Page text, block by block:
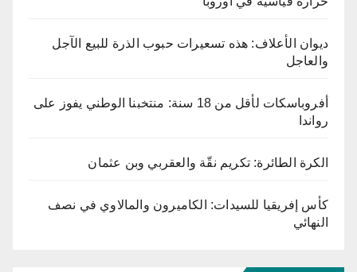
ديوان الأعلاف: هذه تسعيرات حبوب الذرة للبيع الآجل
والعاجل
أفروباسكات لأقل من 18 سنة: منتخبنا الوطني يفوز على
رواندا
الكرة الطائرة: تكريم نقّة والعقربي وبن عثمان
كأس إفريقيا للسيدات: الكاميرون والمالاوي في نصف
النهائي